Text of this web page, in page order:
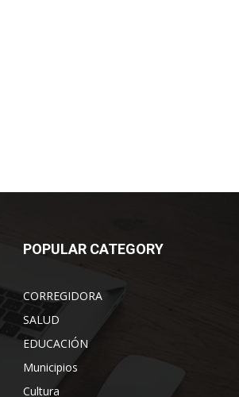
POPULAR CATEGORY
CORREGIDORA
SALUD
EDUCACIÓN
Municipios
Cultura